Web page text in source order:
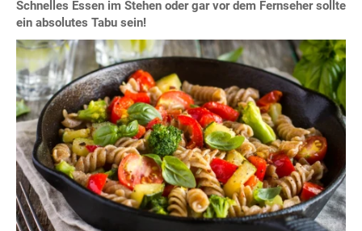
Schnelles Essen im Stehen oder gar vor dem Fernseher sollte
ein absolutes Tabu sein!